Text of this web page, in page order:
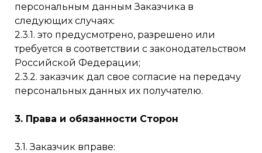
персональным данным Заказчика в
следующих случаях:
2.3.1. это предусмотрено, разрешено или
требуется в соответствии с законодательством
Российской Федерации;
2.3.2. заказчик дал свое согласие на передачу
персональных данных их получателю.
3. Права и обязанности Сторон
3.1. Заказчик вправе: